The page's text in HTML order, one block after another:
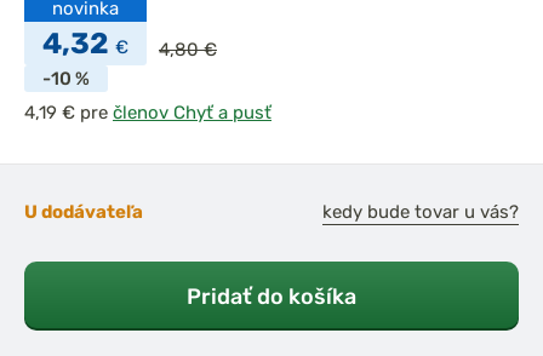
novinka
4,32 €
4,80 €
-10 %
pre členov Chyť a pusť
U dodávateľa kedy bude tovar u vás?
Pridať do košíka